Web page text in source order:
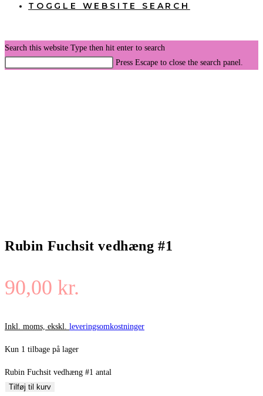
TOGGLE WEBSITE SEARCH
Search this website Type then hit enter to search
Press Escape to close the search panel.
Rubin Fuchsit vedhæng #1
90,00 kr.
Inkl. moms, ekskl. leveringsomkostninger
Kun 1 tilbage på lager
Rubin Fuchsit vedhæng #1 antal
Tilføj til kurv